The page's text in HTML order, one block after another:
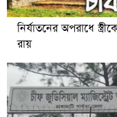
নির্যাতনের অপরাধে
রায়